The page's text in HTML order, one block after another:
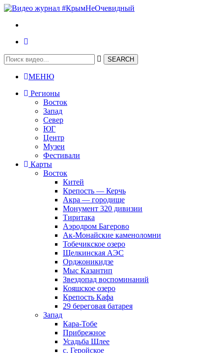
МЕНЮ
Регионы
Восток
Запад
Север
ЮГ
Центр
Музеи
Фестивали
Карты
Восток
Китей
Крепость — Керчь
Акра — городище
Монумент 320 дивизии
Тиритака
Аэродром Багерово
Ак-Монайские каменоломни
Тобечикское озеро
Щелкинская АЭС
Орджоникидзе
Мыс Казантип
Звездопад воспоминаний
Кояшское озеро
Крепость Кафа
29 береговая батарея
Запад
Кара-Тобе
Прибрежное
Усадьба Шлее
с. Геройское